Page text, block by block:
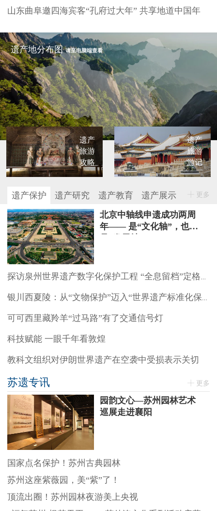
山东曲阜邀四海宾客“孔府过大年” 共享地道中国年
遗产地分布图请至电脑端查看
遗产
旅游
攻略
遗产
旅游
游记
遗产保护 遗产研究 遗产教育 遗产展示 更多
北京中轴线申遗成功两周
年—— 是“文化轴”，也
可可西里藏羚羊“过马路”有了交通信号灯
科技赋能 一眼千年看敦煌
教科文组织对伊朗世界遗产在空袭中受损表示关切
苏遗专讯 更多
园韵文心—苏州园林艺术
巡展走进襄阳
国家点名保护！苏州古典园林
苏州这座紫薇园，美“紫”了！
顶流出圈！苏州园林夜游美上央视